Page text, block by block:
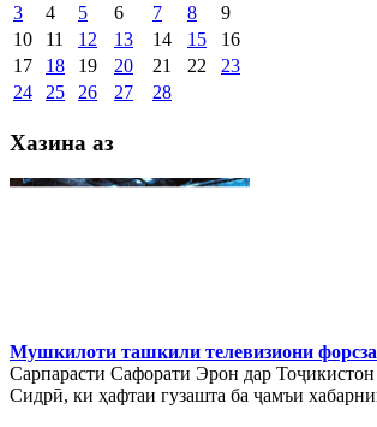
3
4 5 6 7 8
9
10
11 12 13 14 15
16
17
18 19 20 21 22
23
24
25 26 27 28
Хазина аз
Мушкилоти ташкили телевизиони
Сарпарасти Сафорати Эрон дар
Сидрӣ, ки ҳафтаи гузашта ба ҷамъи